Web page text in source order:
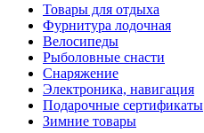
Товары для отдыха
Фурнитура лодочная
Велосипеды
Рыболовные снасти
Снаряжение
Электроника, навигация
Подарочные сертификаты
Зимние товары